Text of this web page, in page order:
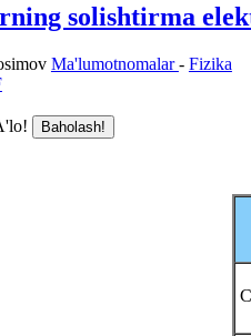
solishtirma
Ma'lumotnomalar- Fizika